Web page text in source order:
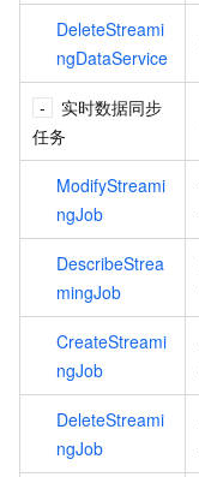
DeleteStreami
ngDataService
实时数据同步
任务
ModifyStreami
ngJob
DescribeStrea
mingJob
CreateStreami
ngJob
DeleteStreami
ngJob